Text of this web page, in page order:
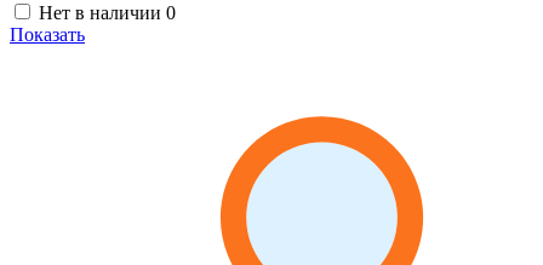
Нет в наличии 0
Показать